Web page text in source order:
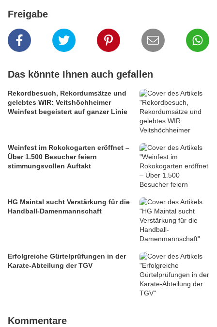
Freigabe
Das könnte Ihnen auch gefallen
Rekordbesuch, Rekordumsätze und
gelebtes WIR: Veitshöchheimer
Weinfest begeistert auf ganzer Linie
Weinfest im Rokokogarten eröffnet –
Über 1.500 Besucher feiern
stimmungsvollen Auftakt
HG Maintal sucht Verstärkung für die
Handball-Damenmannschaft
Erfolgreiche Gürtelprüfungen in der
Karate-Abteilung der TGV
Kommentare